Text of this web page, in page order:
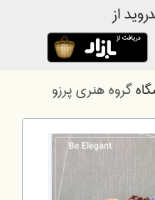
از
گروه هنری پرزو